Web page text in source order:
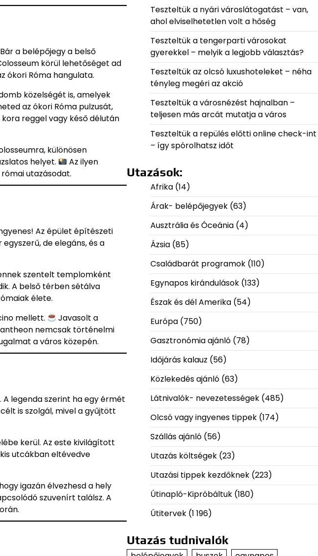
a belépőjegy a belső
körül lehetőséget ad
ókori Róma hangulata.
közelségét is, amelyek
az ókori Róma pulzusát,
reggel vagy késő délután
különösen
helyet.
Az ilyen
utazásodat.
Az épület építészeti
de elegáns, és a
szentelt templomként
A belső térben sétálva
élete.
mellett.
Javasolt a
nemcsak történelmi
a város közepén.
legenda szerint ha egy érmét
is szolgál, mivel a gyűjtött
kerül. Az este kivilágított
utcákban eltévedve
igazán élvezhesd a hely
szuvenírt találsz. A
Teszteltük a nyári városlátogatást – van,
ahol elviselhetetlen volt a hőség
Teszteltük a tengerparti városokat
gyerekkel – melyik a legjobb választás?
Teszteltük az olcsó luxushoteleket – néha
tényleg megéri az akció
Teszteltük a városnézést hajnalban –
teljesen más arcát mutatja a város
Teszteltük a repülés előtti online check-int
– így spórolhatsz időt
Utazások:
Afrika(14)
Árak- belépőjegyek(63)
Ausztrália és Óceánia(4)
Ázsia(85)
Családbarát programok(110)
Egynapos kirándulások(133)
Észak és dél Amerika(54)
Európa(750)
Gasztronómia ajánló(78)
Időjárás kalauz (56)
Közlekedés ajánló(63)
Látnivalók- nevezetességek(485)
Olcsó vagy ingyenes tippek(174)
Szállás ajánló(56)
Utazás költségek(23)
Utazási tippek kezdőknek(223)
Útinapló-Kipróbáltuk(180)
Útitervek(1 196)
Utazás tudnivalók